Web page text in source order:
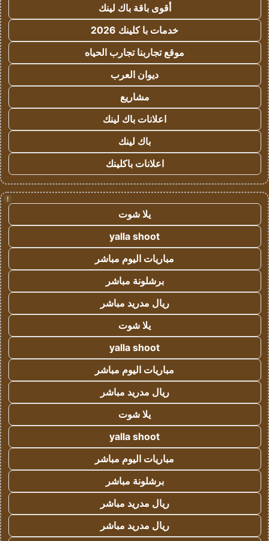
أقوى باقة باك لينك
خدمات با كلينك 2026
موقع تجاربنا تجارب الحياه
ديوان العرب
مشاريع
اعلانات باك لينك
باك لينك
اعلانات باكلينك
!
يلا شوت
yalla shoot
مباريات اليوم مباشر
برشلونة مباشر
ريال مدريد مباشر
يلا شوت
yalla shoot
مباريات اليوم مباشر
ريال مدريد مباشر
يلا شوت
yalla shoot
مباريات اليوم مباشر
برشلونة مباشر
ريال مدريد مباشر
ريال مدريد مباشر